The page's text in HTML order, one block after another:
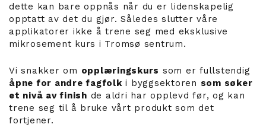
dette kan bare oppnås når du er lidenskapelig
opptatt av det du gjør. Således slutter våre
applikatorer ikke å trene seg med eksklusive
mikrosement kurs i Tromsø sentrum.
Vi snakker om opplæringskurs som er fullstendig
åpne for andre fagfolki byggsektoren som søker
et nivå av finish de aldri har opplevd før, og kan
trene seg til å bruke vårt produkt som det
fortjener.